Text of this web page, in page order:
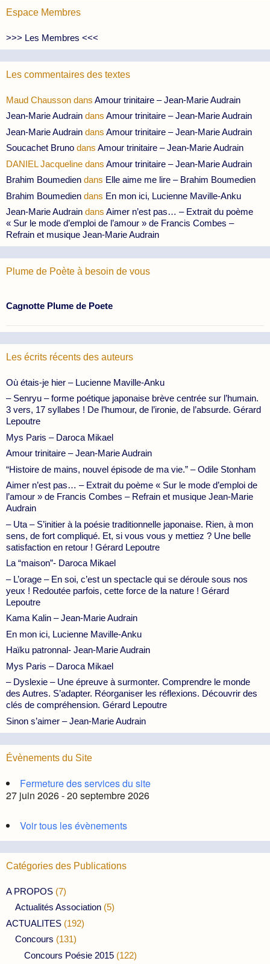
Espace Membres
>>> Les Membres <<<
Les commentaires des textes
Maud Chausson dans Amour trinitaire – Jean-Marie Audrain
Jean-Marie Audrain dans Amour trinitaire – Jean-Marie Audrain
Jean-Marie Audrain dans Amour trinitaire – Jean-Marie Audrain
Soucachet Bruno dans Amour trinitaire – Jean-Marie Audrain
DANIEL Jacqueline dans Amour trinitaire – Jean-Marie Audrain
Brahim Boumedien dans Elle aime me lire – Brahim Boumedien
Brahim Boumedien dans En mon ici, Lucienne Maville-Anku
Jean-Marie Audrain dans Aimer n’est pas… – Extrait du poème
« Sur le mode d’emploi de l’amour » de Francis Combes –
Refrain et musique Jean-Marie Audrain
Plume de Poète à besoin de vous
Cagnotte Plume de Poete
Les écrits récents des auteurs
Où étais-je hier – Lucienne Maville-Anku
– Senryu – forme poétique japonaise brève centrée sur l’humain.
3 vers, 17 syllabes ! De l’humour, de l’ironie, de l’absurde. Gérard
Lepoutre
Mys Paris – Daroca Mikael
Amour trinitaire – Jean-Marie Audrain
“Histoire de mains, nouvel épisode de ma vie.” – Odile Stonham
Aimer n’est pas… – Extrait du poème « Sur le mode d’emploi de
l’amour » de Francis Combes – Refrain et musique Jean-Marie
Audrain
– Uta – S’initier à la poésie traditionnelle japonaise. Rien, à mon
sens, de fort compliqué. Et, si vous vous y mettiez ? Une belle
satisfaction en retour ! Gérard Lepoutre
La “maison”- Daroca Mikael
– L’orage – En soi, c’est un spectacle qui se déroule sous nos
yeux ! Redoutée parfois, cette force de la nature ! Gérard
Lepoutre
Kama Kalin – Jean-Marie Audrain
En mon ici, Lucienne Maville-Anku
Haïku patronnal- Jean-Marie Audrain
Mys Paris – Daroca Mikael
– Dyslexie – Une épreuve à surmonter. Comprendre le monde
des Autres. S’adapter. Réorganiser les réflexions. Découvrir des
clés de compréhension. Gérard Lepoutre
Sinon s’aimer – Jean-Marie Audrain
Évènements du Site
Fermeture des services du site
27 juin 2026 - 20 septembre 2026
Voir tous les évènements
Catégories des Publications
A PROPOS (7)
Actualités Association (5)
ACTUALITES (192)
Concours (131)
Concours Poésie 2015 (122)